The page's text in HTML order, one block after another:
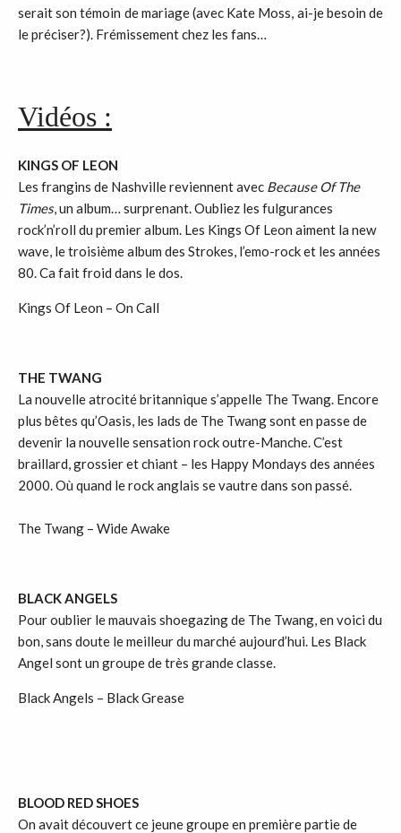
serait son témoin de mariage (avec Kate Moss, ai-je besoin de
le préciser?). Frémissement chez les fans…
Vidéos :
KINGS OF LEON
Les frangins de Nashville reviennent avec Because Of The
Times, un album… surprenant. Oubliez les fulgurances
rock’n’roll du premier album. Les Kings Of Leon aiment la new
wave, le troisième album des Strokes, l’emo-rock et les années
80. Ca fait froid dans le dos.
Kings Of Leon – On Call
THE TWANG
La nouvelle atrocité britannique s’appelle The Twang. Encore
plus bêtes qu’Oasis, les lads de The Twang sont en passe de
devenir la nouvelle sensation rock outre-Manche. C’est
braillard, grossier et chiant – les Happy Mondays des années
2000. Où quand le rock anglais se vautre dans son passé.
The Twang – Wide Awake
BLACK ANGELS
Pour oublier le mauvais shoegazing de The Twang, en voici du
bon, sans doute le meilleur du marché aujourd’hui. Les Black
Angel sont un groupe de très grande classe.
Black Angels – Black Grease
BLOOD RED SHOES
On avait découvert ce jeune groupe en première partie de